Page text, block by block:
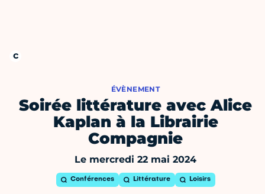
ÉVÈNEMENT
Soirée littérature avec Alice
Kaplan à la Librairie
Compagnie
Le mercredi 22 mai 2024
Conférences Littérature Loisirs